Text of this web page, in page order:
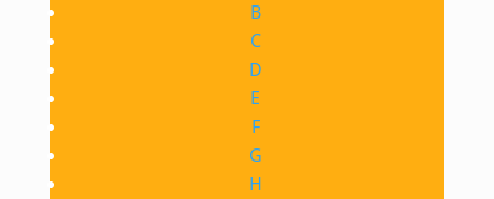
B
C
D
E
F
G
H